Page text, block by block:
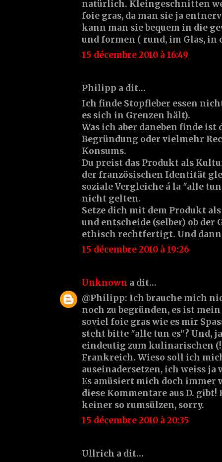
natürlich. Kleingeschnitten
foie gras, da man sie ja
kann man sie bequem in die
und formen ( rund, im Glas, in
15 décembre 2010 à 16:49
Philipp a dit…
Ich finde Stopfleber essen
es sich in Grenzen hält).
Was ich aber daneben finde ist
Begründung oder vielmehr
Konsums.
Du preist das Produkt als
der französischen Identität
soziale Vergleiche á la "alle
nicht gelten.
Setze dich mit dem Produkt
und entscheide (selber) ob der
ethisch rechtfertigt. Und dann
15 décembre 2010 à 19:26
Unknown a dit…
@Philipp: Ich brauche mich
noch zu begründen, es ist
soviel foie gras wie es mir
steht bitte "alle tun es"? Und,
eindeutig zum kulinarischen
Frankreich. Wieso soll ich
auseinadersetzen, ich weiss ja
Es amüsiert mich doch immer
diese Kommentare aus D. gibt!
keiner so rumsülzen, sorry.
15 décembre 2010 à 20:35
Ullrich a dit…